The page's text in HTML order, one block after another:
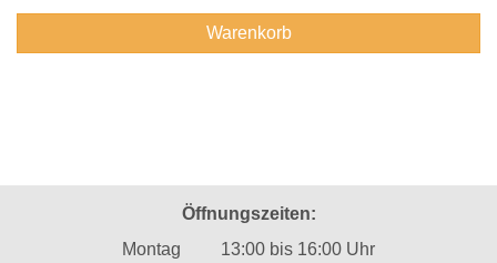
Warenkorb
Öffnungszeiten:
Montag 13:00 bis 16:00 Uhr